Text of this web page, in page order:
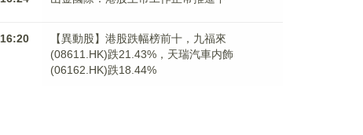
16:20
【異動股】港股跌幅榜前十，九福來
(08611.HK)跌21.43%，天瑞汽車内飾
(06162.HK)跌18.44%